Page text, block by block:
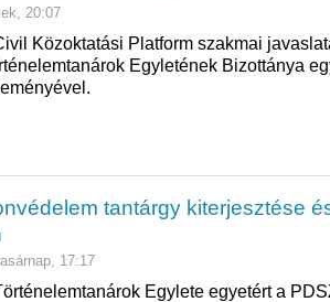
20:07
Közoktatási Platform szakmai
Egyletének Bizottánya
tantárgy kiterjesztése
17:17
Egylete egyetért a